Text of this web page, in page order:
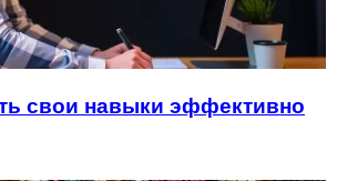
свои навыки эффективно